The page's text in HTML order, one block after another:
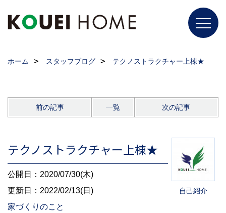
ホーム スタッフブログ テクノストラクチャー上棟★
前の記事 一覧 次の記事
自己紹介
テクノストラクチャー上棟★
公開日：2020/07/30(木)
更新日：2022/02/13(日)
家づくりのこと